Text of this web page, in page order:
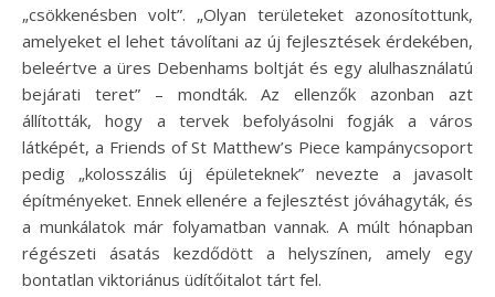
„csökkenésben volt”. „Olyan területeket azonosítottunk,
amelyeket el lehet távolítani az új fejlesztések érdekében,
beleértve a üres Debenhams boltját és egy alulhasználatú
bejárati teret” – mondták. Az ellenzők azonban azt
állították, hogy a tervek befolyásolni fogják a város
látképét, a Friends of St Matthew’s Piece kampánycsoport
pedig „kolosszális új épületeknek” nevezte a javasolt
építményeket. Ennek ellenére a fejlesztést jóváhagyták, és
a munkálatok már folyamatban vannak. A múlt hónapban
régészeti ásatás kezdődött a helyszínen, amely egy
bontatlan viktoriánus üdítőitalot tárt fel.